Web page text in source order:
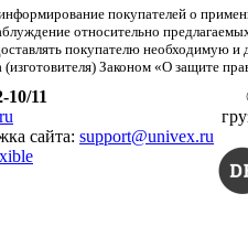
покупателей о
относительно
покупателю необходимую
Законом «О защите
10/11
сайта: support@univex.ru